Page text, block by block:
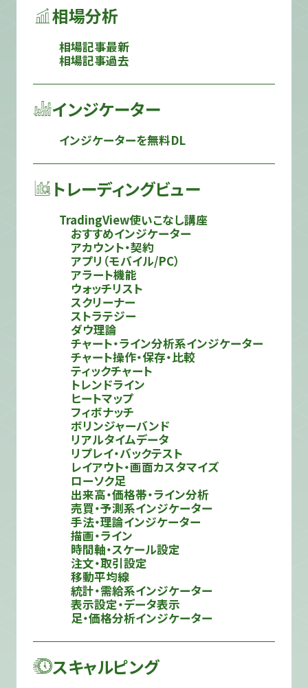
相場分析
相場記事最新
相場記事過去
インジケーター
インジケーターを無料DL
トレーディングビュー
TradingView使いこなし講座
おすすめインジケーター
アカウント・契約
アプリ（モバイル/PC）
アラート機能
ウォッチリスト
スクリーナー
ストラテジー
ダウ理論
チャート・ライン分析系インジケーター
チャート操作・保存・比較
ティックチャート
トレンドライン
ヒートマップ
フィボナッチ
ボリンジャーバンド
リアルタイムデータ
リプレイ・バックテスト
レイアウト・画面カスタマイズ
ローソク足
出来高・価格帯・ライン分析
売買・予測系インジケーター
手法・理論インジケーター
描画・ライン
時間軸・スケール設定
注文・取引設定
移動平均線
統計・需給系インジケーター
表示設定・データ表示
足・価格分析インジケーター
スキャルピング